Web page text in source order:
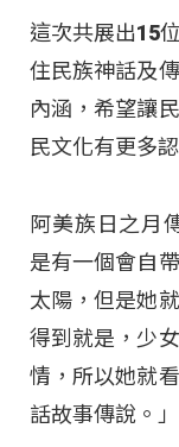
這次共展出15
住民族神話及
內涵，希望讓
民文化有更多認
阿美族日之月
是有一個會自
太陽，但是她
得到就是，少
情，所以她就
話故事傳說。」​